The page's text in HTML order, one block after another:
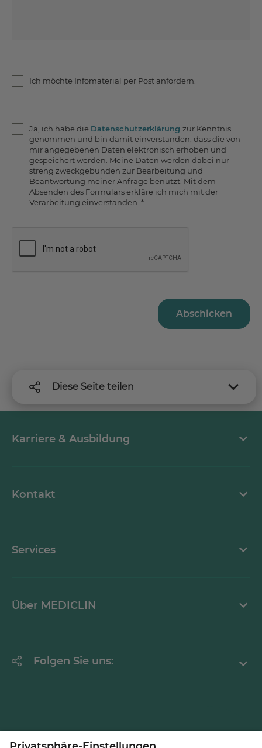
Ich möchte Infomaterial per Post anfordern.
Ja, ich habe die Datenschutzerklärung zur Kenntnis
genommen und bin damit einverstanden, dass die von
mir angegebenen Daten elektronisch erhoben und
gespeichert werden. Meine Daten werden dabei nur
streng zweckgebunden zur Bearbeitung und
Beantwortung meiner Anfrage benutzt. Mit dem
Absenden des Formulars erkläre ich mich mit der
Verarbeitung einverstanden. *
Abschicken
Diese Seite teilen
Karriere & Ausbildung
Kontakt
Services
Über MEDICLIN
Folgen Sie uns:
Zu MEDICLIN gehören bundesweit 31